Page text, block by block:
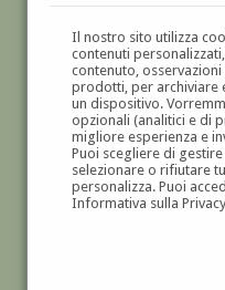
Il nostro sito utilizza
contenuti
contenuto,
prodotti, per archiviare
un dispositivo.
opzionali (analitici e di
migliore esperienza e
Puoi scegliere di
selezionare o rifiutare
personalizza. Puoi
Informativa sulla
DIPINTI E